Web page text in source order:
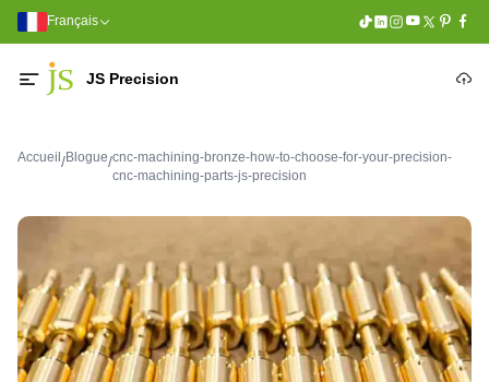
Français
JS Precision
Accueil /Blogue/cnc-machining-bronze-how-to-choose-for-your-precision-
cnc-machining-parts-js-precision